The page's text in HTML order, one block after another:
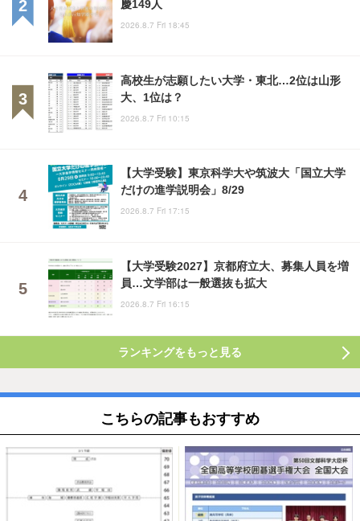
慶149人
2026.8.7 Fri 18:45
高校生が志願したい大学・東北…2位は山形
大、1位は？
2026.8.7 Fri 10:15
【大学受験】東京科学大や筑波大「国立大学
だけの進学説明会」8/29
2026.8.7 Fri 17:15
【大学受験2027】京都府立大、募集人員を増
員…文学部は一般選抜も拡大
2026.8.7 Fri 16:15
ランキングをもっと見る
こちらの記事もおすすめ